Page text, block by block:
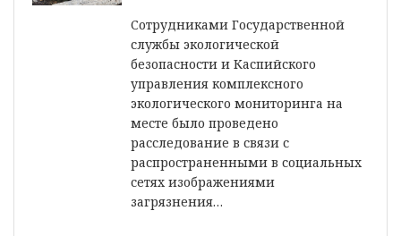
Сотрудниками Государственной
службы экологической
безопасности и Каспийского
управления комплексного
экологического мониторинга на
месте было проведено
расследование в связи с
распространенными в социальных
сетях изображениями
загрязнения…